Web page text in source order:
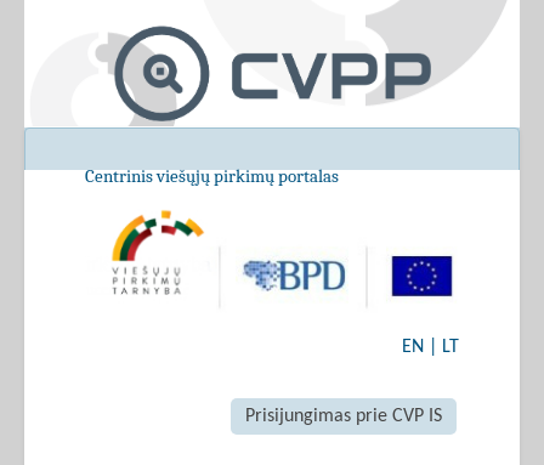
Centrinis viešųjų pirkimų portalas
EN LT
Prisijungimas prie CVP IS